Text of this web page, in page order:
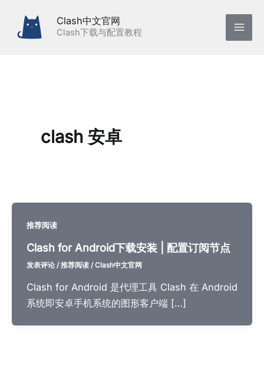
Clash中文官网
Clash下载与配置教程
clash 安卓
推荐阅读
Clash for Android下载安装 | 配置订阅节点
发表评论 /推荐阅读/Clash中文官网
Clash for Android 是代理工具 Clash 在 Android
系统即安卓手机系统的图形客户端 […]